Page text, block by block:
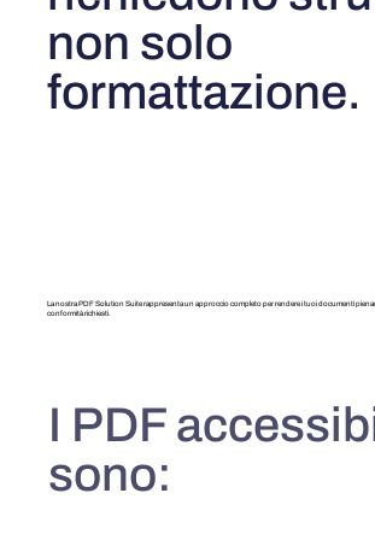
non solo
formattazione.
La nostra PDF Solution Suite rappresenta un approccio completo per rendere i tuoi documenti
conformità richiesti.
I PDF
sono: